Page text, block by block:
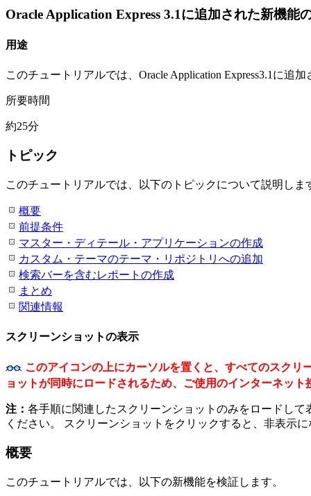
Oracle Application Express 3.1に追加された新機能
用途
このチュートリアルでは、Oracle Application Express3.1に追
所要時間
約25分
トピック
このチュートリアルでは、以下のトピックについて説明しま
概要
前提条件
マスター・ディテール・アプリケーションの作成
カスタム・テーマのテーマ・リポジトリへの追加
検索バーを含むレポートの作成
まとめ
関連情報
スクリーンショットの表示
このアイコンの上にカーソルを置くと、 すべてのスクリ
ョットが同時にロードされるため、ご使用のインターネッ
注： 各手順に関連したスクリーンショットのみをロードし
ください。 スクリーンショットをクリックすると、非表示
概要
このチュートリアルでは、以下の新機能を検証します。